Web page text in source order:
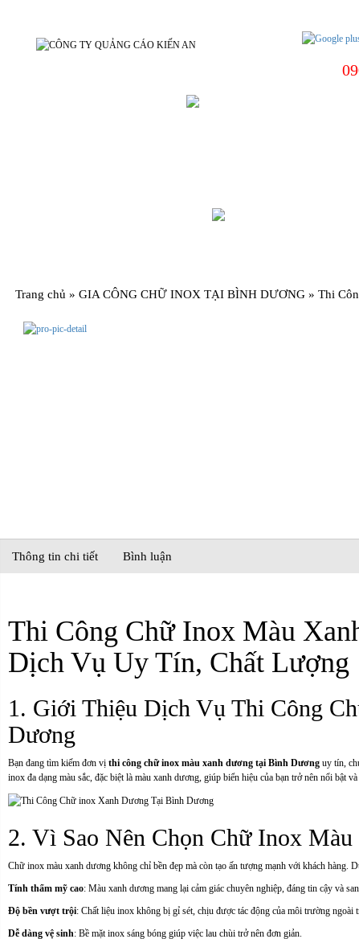
Trang chủ » GIA CÔNG CHỮ INOX TẠI BÌNH DƯƠNG » Thi
Thông tin chi tiết Bình luận
Thi Công Chữ Inox Màu
Dịch Vụ Uy Tín, Chất Lượng
1. Giới Thiệu Dịch Vụ Thi Công
Dương
Bạn đang tìm kiếm đơn vị thi công chữ inox màu xanh dương tại Bình Dương uy tín,
inox đa dạng màu sắc, đặc biệt là màu xanh dương, giúp biển hiệu của bạn trở nên nổi bật và
2. Vì Sao Nên Chọn Chữ Inox
Chữ inox màu xanh dương không chỉ bền đẹp mà còn tạo ấn tượng mạnh với khách hàng.
Tính thẩm mỹ cao: Màu xanh dương mang lại cảm giác chuyên nghiệp, đáng tin cậy và
Độ bền vượt trội: Chất liệu inox không bị gỉ sét, chịu được tác động của môi trường ngoài
Dễ dàng vệ sinh: Bề mặt inox sáng bóng giúp việc lau chùi trở nên đơn giản.